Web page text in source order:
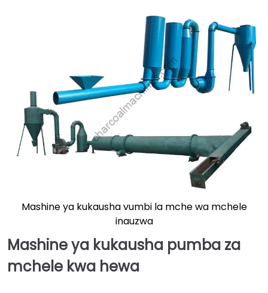
Mashine ya kukausha vumbi la mche wa mchele
inauzwa
Mashine ya kukausha pumba za
mchele kwa hewa